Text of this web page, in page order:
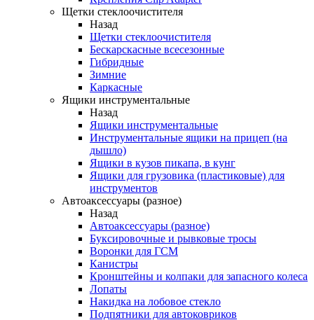
Щетки стеклоочистителя
Назад
Щетки стеклоочистителя
Бескарскасные всесезонные
Гибридные
Зимние
Каркасные
Ящики инструментальные
Назад
Ящики инструментальные
Инструментальные ящики на прицеп (на
дышло)
Ящики в кузов пикапа, в кунг
Ящики для грузовика (пластиковые) для
инструментов
Автоаксессуары (разное)
Назад
Автоаксессуары (разное)
Буксировочные и рывковые тросы
Воронки для ГСМ
Канистры
Кронштейны и колпаки для запасного колеса
Лопаты
Накидка на лобовое стекло
Подпятники для автоковриков